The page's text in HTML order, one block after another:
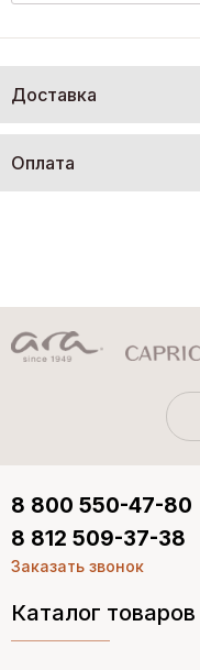
Доставка
Оплата
Каталог товаров
8 800 550-47-80
8 812 509-37-38
Заказать звонок